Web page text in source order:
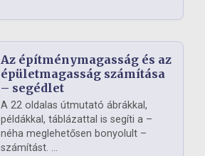
Az építménymagasság és az
épületmagasság számítása
– segédlet
A 22 oldalas útmutató ábrákkal,
példákkal, táblázattal is segíti a –
néha meglehetősen bonyolult –
számítást. ...